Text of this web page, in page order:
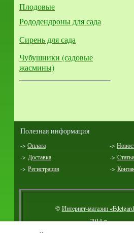
Плодовые
Рододендроны для сада
Сирень для сада
Чубушники (садовые
жасмины)
Полезная информация
-> Оплата ->
-> Доставка -> Статьи
-> Регистрация ->
©Интернет-магазин
2014 г.